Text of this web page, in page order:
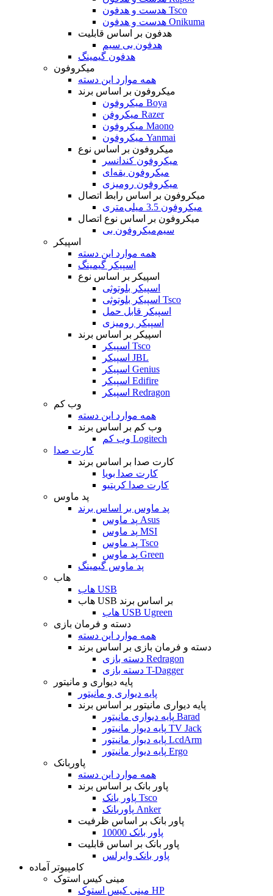
هدست و هدفون Tsco
هدست و هدفون Onikuma
هدفون بر اساس قابلیت
هدفون بی سیم
هدفون گیمینگ
میکروفون
همه موارد این دسته
میکروفون بر اساس برند
میکروفون Boya
میکروفن Razer
میکروفون Maono
میکروفون Yanmai
میکروفون بر اساس نوع
میکروفون کندانسر
میکروفون یقه‌ای
میکروفون رومیزی
میکروفون بر اساس رابط اتصال
میکروفون 3.5 میلی‌متری
میکروفون بر اساس نوع اتصال
میکروفون بی‌‎سیم
اسپیکر
همه موارد این دسته
اسپیکر گیمینگ
اسپیکر بر اساس نوع
اسپیکر بلوتوثی
اسپیکر بلوتوثی Tsco
اسپیکر قابل حمل
اسپیکر رومیزی
اسپیکر بر اساس برند
اسپیکر Tsco
اسپیکر JBL
اسپیکر Genius
اسپیکر Edifire
اسپیکر Redragon
وب کم
همه موارد این دسته
وب کم بر اساس برند
وب کم Logitech
کارت صدا
کارت صدا بر اساس برند
کارت صدا بویا
کارت صدا کریتیو
پد ماوس
پد ماوس بر اساس برند
پد ماوس Asus
پد ماوس MSI
پد ماوس Tsco
پد ماوس Green
پد ماوس گیمینگ
هاب
هاب USB
هاب USB بر اساس برند
هاب USB Ugreen
دسته و فرمان بازی
همه موارد این دسته
دسته و فرمان بازی بر اساس برند
دسته بازی Redragon
دسته بازی T-Dagger
پایه دیواری و مانیتور
پایه دیواری و مانیتور
پایه دیواری مانیتور بر اساس برند
پایه دیواری مانیتور Barad
پایه دیوار مانیتور TV Jack
پایه دیوار مانیتور LcdArm
پایه دیوار مانیتور Ergo
پاوربانک
همه موارد این دسته
پاور بانک بر اساس برند
پاور بانک Tsco
پاوربانک Anker
پاور بانک بر اساس ظرفیت
پاور بانک 10000
پاور بانک بر اساس قابلیت
پاور بانک وایرلس
کامپیوتر آماده
مینی کیس استوک
مینی کیس استوک HP